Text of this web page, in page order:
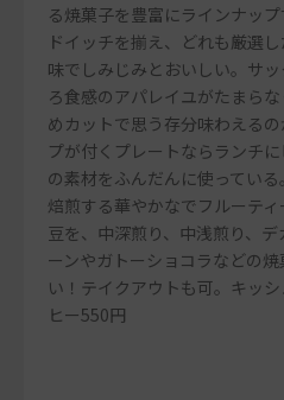
る焼菓子を豊富にラインナッ
ドイッチを揃え、どれも厳選
味でしみじみとおいしい。サ
ろ食感のアパレイユがたまら
めカットで思う存分味わえる
プが付くプレートならランチ
の素材をふんだんに使ってい
焙煎する華やかなでフルーテ
豆を、中深煎り、中浅煎り、
ーンやガトーショコラなどの
い！テイクアウトも可。キッ
ヒー550円